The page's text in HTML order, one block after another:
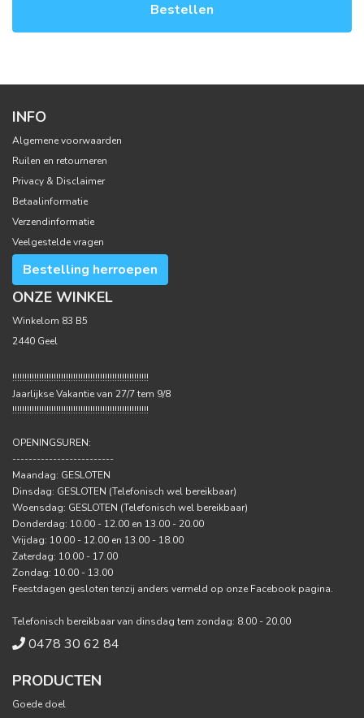
Bestellen
INFO
Algemene voorwaarden
Ruilen en retourneren
Privacy & Disclaimer
Betaalinformatie
Verzendinformatie
Veelgestelde vragen
Bestelling herroepen
ONZE WINKEL
Winkelom 83 B5
2440 Geel
!!!!!!!!!!!!!!!!!!!!!!!!!!!!!!!!!!!!!!!!!!!!!!!!!!!!!!!!
Jaarlijkse Vakantie van 27/7 tem 9/8
!!!!!!!!!!!!!!!!!!!!!!!!!!!!!!!!!!!!!!!!!!!!!!!!!!!!!!!!
OPENINGSUREN:
-------------------------
Maandag: GESLOTEN
Dinsdag: GESLOTEN (Telefonisch wel bereikbaar)
Woensdag: GESLOTEN (Telefonisch wel bereikbaar)
Donderdag: 10.00 - 12.00 en 13.00 - 20.00
Vrijdag: 10.00 - 12.00 en 13.00 - 18.00
Zaterdag: 10.00 - 17.00
Zondag: 10.00 - 13.00
Feestdagen gesloten tenzij anders vermeld op onze Facebook pagina.
Telefonisch bereikbaar van dinsdag tem zondag: 8.00 - 20.00
0478 30 62 84
PRODUCTEN
Goede doel